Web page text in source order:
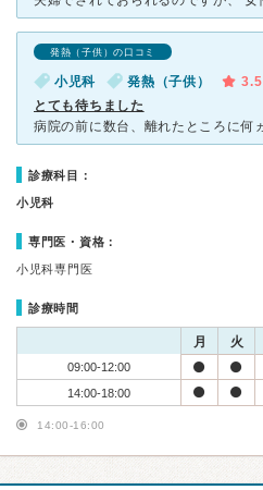
発熱（子供）の口コミ
小児科 発熱（子供）
3.5
とても待ちました
診療科目：
小児科
専門医・資格：
小児科専門医
診療時間
月 火
09:00-12:00
14:00-18:00
14:00-16:00